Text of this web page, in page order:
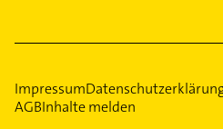
Impressum
AGBInhalte melden